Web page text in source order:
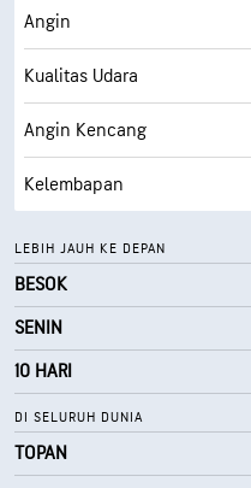
Tutupan Awan
Jarak Pandang
Ketinggian Awan
Angin
Kualitas Udara
Angin Kencang
Kelembapan
AccuLumen Brightness Index™
Tutupan Awan
Jarak Pandang
Ketinggian Awan
LEBIH JAUH KE DEPAN
BESOK
SENIN
10 HARI
DI SELURUH DUNIA
TOPAN